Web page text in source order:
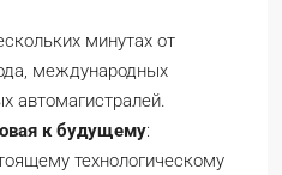
минутах от
международных
автомагистралей.
к будущему:
технологическому